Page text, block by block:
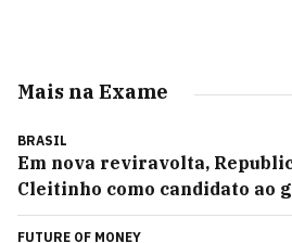
Mais na Exame
BRASIL
Em nova reviravolta,
Cleitinho como candidato ao
FUTURE OF MONEY